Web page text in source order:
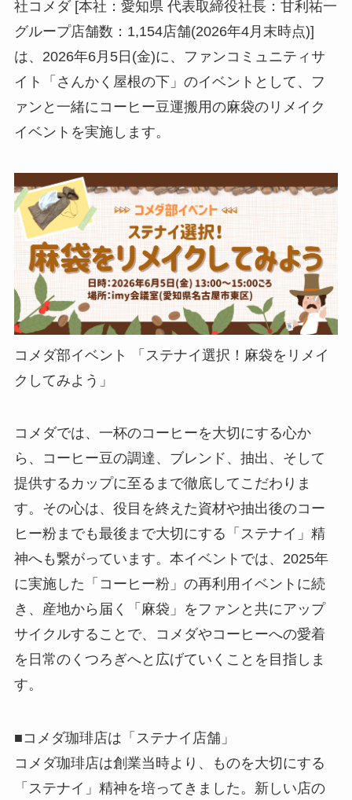
社コメダ [本社：愛知県 代表取締役社長：甘利祐一
グループ店舗数：1,154店舗(2026年4月末時点)]
は、2026年6月5日(金)に、ファンコミュニティサ
イト「さんかく屋根の下」のイベントとして、フ
ァンと一緒にコーヒー豆運搬用の麻袋のリメイク
イベントを実施します。
コメダ部イベント 「ステナイ選択！麻袋をリメイ
クしてみよう」
コメダでは、一杯のコーヒーを大切にする心か
ら、コーヒー豆の調達、ブレンド、抽出、そして
提供するカップに至るまで徹底してこだわりま
す。その心は、役目を終えた資材や抽出後のコー
ヒー粉までも最後まで大切にする「ステナイ」精
神へも繋がっています。本イベントでは、2025年
に実施した「コーヒー粉」の再利用イベントに続
き、産地から届く「麻袋」をファンと共にアップ
サイクルすることで、コメダやコーヒーへの愛着
を日常のくつろぎへと広げていくことを目指しま
す。
■コメダ珈琲店は「ステナイ店舗」
コメダ珈琲店は創業当時より、ものを大切にする
「ステナイ」精神を培ってきました。新しい店の